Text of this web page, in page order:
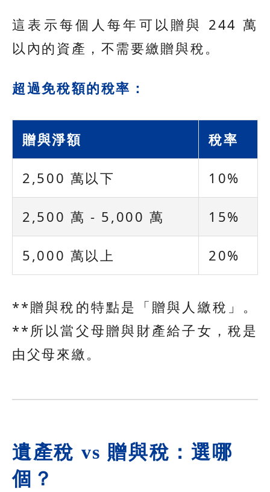
這表示每個人每年可以贈與 244 萬
以內的資產，不需要繳贈與稅。
超過免稅額的稅率：
贈與淨額 稅率
2,500 萬以下 10%
2,500 萬 - 5,000 萬 15%
5,000 萬以上 20%
**贈與稅的特點是「贈與人繳稅」。
**所以當父母贈與財產給子女，稅是
由父母來繳。
遺產稅 vs 贈與稅：選哪
個？